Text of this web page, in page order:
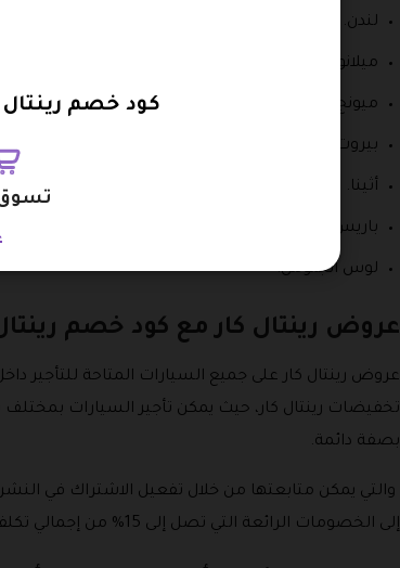
لندن.
ميلانو.
ميونج.
بيروت.
أثينا.
باريس.
لوس أنجلوس.
عروض رينتال كار مع كود خصم
عروض رينتال كار على جميع السيارات المتاحة
تخفيضات رينتال كار، حيث يمكن تأجير السيارات بمختلف
بصفة دائمة.
والتي يمكن متابعتها من خلال تفعيل الاشتراك في
إلى الخصومات الرائعة التي تصل إلى 15% من إجمالي تكلفة إيجار السيارات عبر المتجر عند استخدام الكوبونات الفعالة.
كود خصم رينتال كار دبي بخصم
تسوق